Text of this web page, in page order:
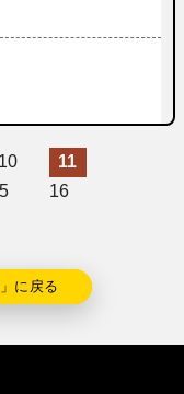
10
11
16
に戻る